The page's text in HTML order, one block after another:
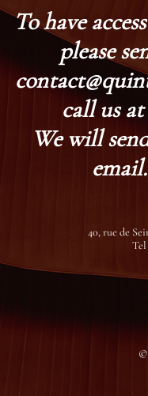
To have
please
call us at
We will
40, rue de
Tel
©